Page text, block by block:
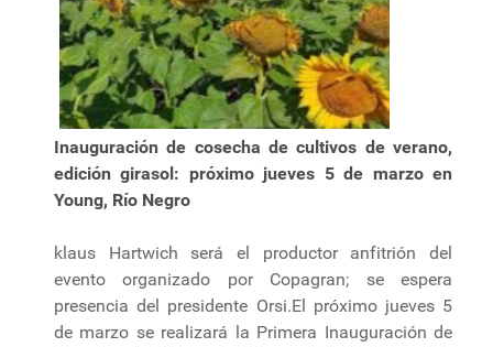
Inauguración de cosecha de cultivos de verano,
edición girasol: próximo jueves 5 de marzo en
Young, Río Negro
klaus Hartwich será el productor anfitrión del
evento organizado por Copagran; se espera
presencia del presidente Orsi.El próximo jueves 5
de marzo se realizará la Primera Inauguración de